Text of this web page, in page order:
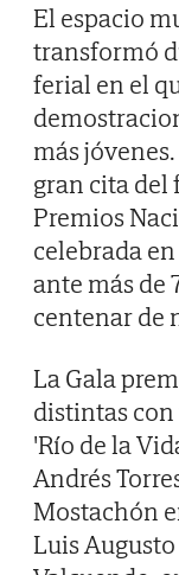
El espacio
transformó
ferial en el
más
gran cita del
Premios
celebrada
ante más de
centenar de
La Gala
distintas
'Río de la
Andrés
Mostachón
Luis